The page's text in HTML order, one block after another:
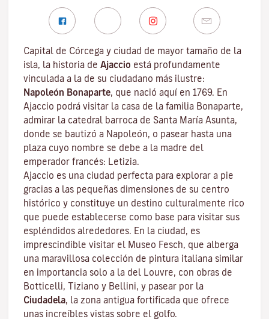
Capital de Córcega y ciudad de mayor tamaño de la
isla, la historia de Ajaccio está profundamente
vinculada a la de su ciudadano más ilustre:
Napoleón Bonaparte, que nació aquí en 1769. En
Ajaccio podrá visitar la casa de la familia Bonaparte,
admirar la catedral barroca de Santa María Asunta,
donde se bautizó a Napoleón, o pasear hasta una
plaza cuyo nombre se debe a la madre del
emperador francés: Letizia.
Ajaccio es una ciudad perfecta para explorar a pie
gracias a las pequeñas dimensiones de su centro
histórico y constituye un destino culturalmente rico
que puede establecerse como base para visitar sus
espléndidos alrededores. En la ciudad, es
imprescindible visitar el Museo Fesch, que alberga
una maravillosa colección de pintura italiana similar
en importancia solo a la del Louvre, con obras de
Botticelli, Tiziano y Bellini, y pasear por la
Ciudadela, la zona antigua fortificada que ofrece
unas increíbles vistas sobre el golfo.